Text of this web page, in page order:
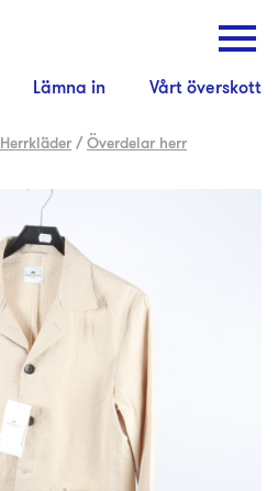
Lämna in Vårt överskott
Herrkläder /Överdelar herr